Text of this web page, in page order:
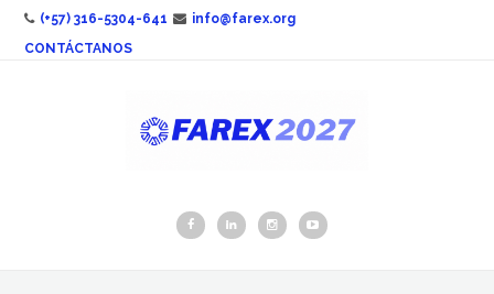
(+57) 316-5304-641
info@farex.org
CONTÁCTANOS